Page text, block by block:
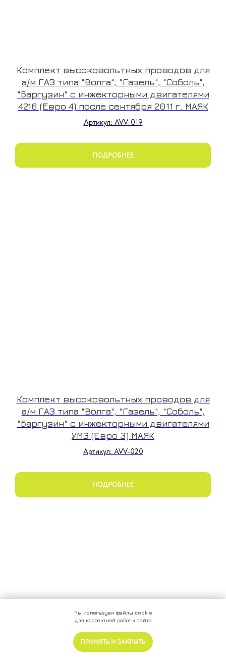
Мы используем файлы cookie
для корректной работы сайта
ПРИНЯТЬ И ЗАКРЫТЬ
Комплект высоковольтных проводов для
а/м ГАЗ типа "Волга", "Газель", "Соболь",
"Баргузин" с инжекторными двигателями
4216 (Евро 4) после сентября 2011 г. МАЯК
Артикул: AVV-019
ПОДРОБНЕЕ
Комплект высоковольтных проводов для
а/м ГАЗ типа "Волга", "Газель", "Соболь",
"Баргузин" с инжекторными двигателями
УМЗ (Евро 3) МАЯК
Артикул: AVV-020
ПОДРОБНЕЕ